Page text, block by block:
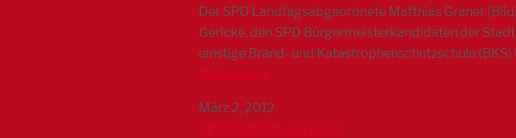
Der SPD Landtagsabgeordnete Matthias Graner
Gericke, den SPD Bürgermeisterkandidaten der
einstige Brand- und Katastrophenschutzschule
Weiterlesen
März 2, 2012
SPD Biederitz-Gerwisch